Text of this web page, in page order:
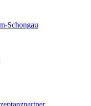
Schongau